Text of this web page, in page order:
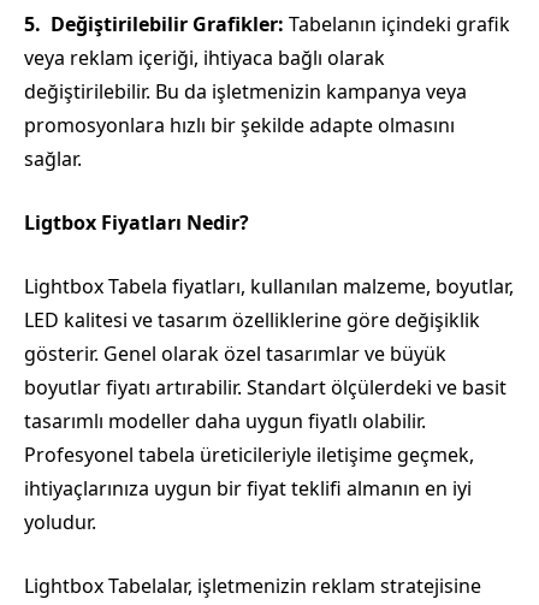
Değiştirilebilir Grafikler: Tabelanın içindeki grafik
veya reklam içeriği, ihtiyaca bağlı olarak
değiştirilebilir. Bu da işletmenizin kampanya veya
promosyonlara hızlı bir şekilde adapte olmasını
sağlar.
Ligtbox Fiyatları Nedir?
Lightbox Tabela fiyatları, kullanılan malzeme, boyutlar,
LED kalitesi ve tasarım özelliklerine göre değişiklik
gösterir. Genel olarak özel tasarımlar ve büyük
boyutlar fiyatı artırabilir. Standart ölçülerdeki ve basit
tasarımlı modeller daha uygun fiyatlı olabilir.
Profesyonel tabela üreticileriyle iletişime geçmek,
ihtiyaçlarınıza uygun bir fiyat teklifi almanın en iyi
yoludur.
Lightbox Tabelalar, işletmenizin reklam stratejisine